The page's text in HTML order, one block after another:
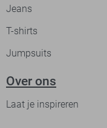
Jeans
T-shirts
Jumpsuits
Over ons
Laat je inspireren